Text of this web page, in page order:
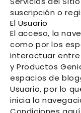
suscripción o
El Usuario
El acceso, la
como por los
interactuar entre
yProductos
espacios de
Usuario, por lo
inicia la